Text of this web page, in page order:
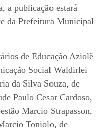
a publicação estará
da Prefeitura Municipal
de Educação Aziolê
Social Waldirlei
da Silva Souza, de
Paulo Cesar Cardoso,
Marcio Strapasson,
Toniolo, de